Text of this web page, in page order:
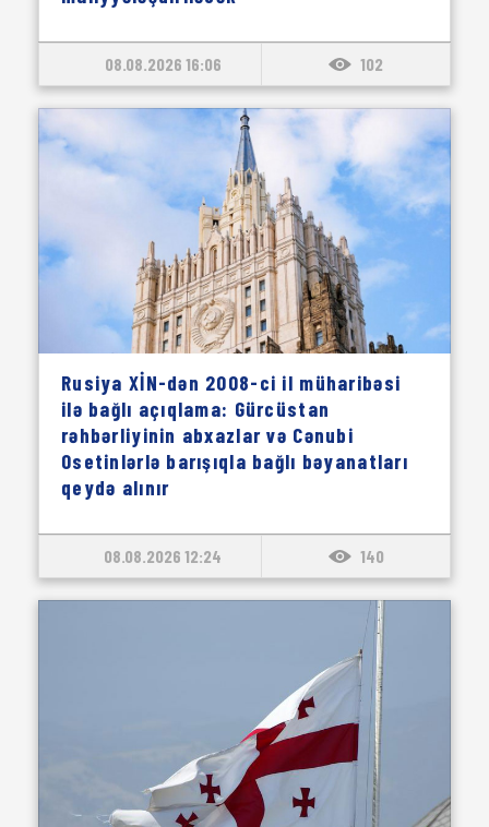
08.08.2026 16:06 102
Rusiya XİN-dən 2008-ci il müharibəsi
ilə bağlı açıqlama: Gürcüstan
rəhbərliyinin abxazlar və Cənubi
Osetinlərlə barışıqla bağlı bəyanatları
qeydə alınır
08.08.2026 12:24 140